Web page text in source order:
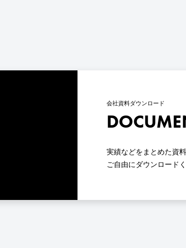
会社資料ダウンロード
実績などをまとめた資
ご自由にダウンロード